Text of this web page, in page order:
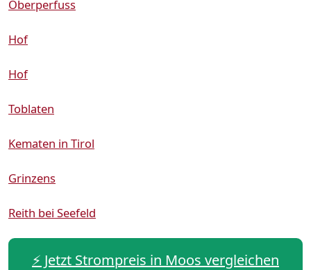
Oberperfuss
Hof
Hof
Toblaten
Kematen in Tirol
Grinzens
Reith bei Seefeld
⚡️ Jetzt Strompreis in Moos vergleichen